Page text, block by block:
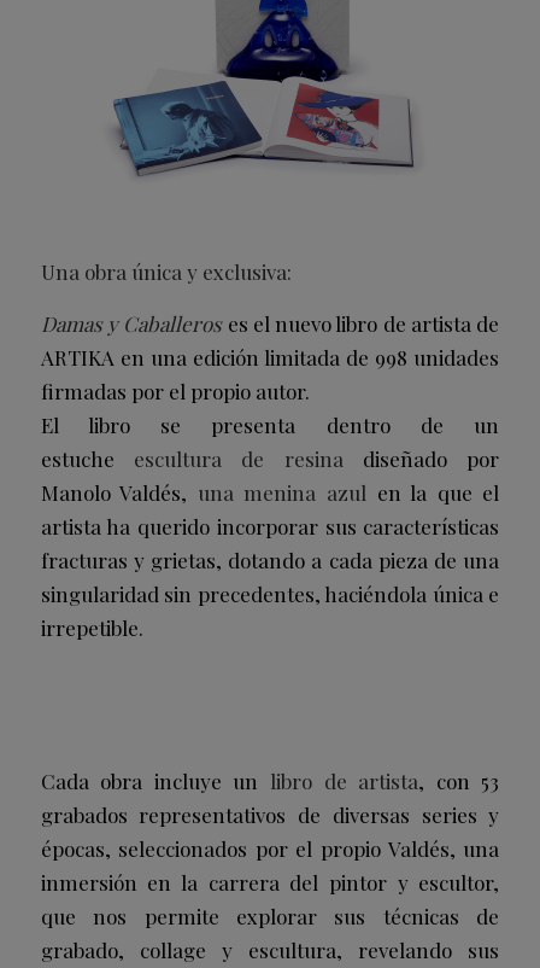
Una obra única y exclusiva:
Damas y Caballeroses el nuevo libro de artista de
ARTIKA en una edición limitada de 998 unidades
firmadas por el propio autor.
El libro se presenta dentro de un
estuche escultura de resina diseñado por
Manolo Valdés, una menina azul en la que el
artista ha querido incorporar sus características
fracturas y grietas, dotando a cada pieza de una
singularidad sin precedentes, haciéndola única e
irrepetible.
Cada obra incluye un libro de artista, con 53
grabados representativos de diversas series y
épocas, seleccionados por el propio Valdés, una
inmersión en la carrera del pintor y escultor,
que nos permite explorar sus técnicas de
grabado, collage y escultura, revelando sus